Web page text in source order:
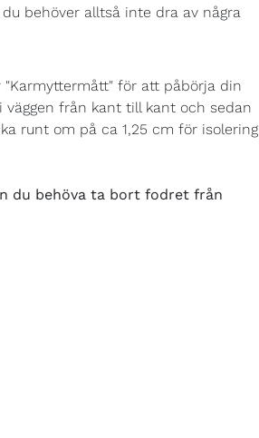
behöver alltså inte dra av några
för att påbörja din
från kant till kant och sedan
runt om på ca 1,25 cm för isolering
du behöva ta bort fodret från